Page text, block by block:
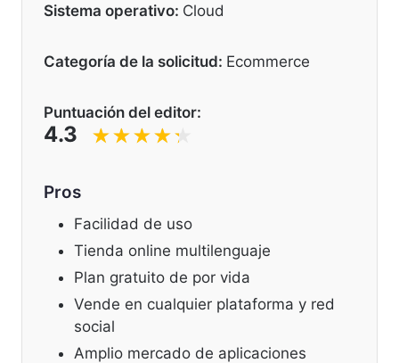
Sistema operativo: Cloud
Categoría de la solicitud: Ecommerce
Puntuación del editor:
4.3
Pros
Facilidad de uso
Tienda online multilenguaje
Plan gratuito de por vida
Vende en cualquier plataforma y red
social
Amplio mercado de aplicaciones